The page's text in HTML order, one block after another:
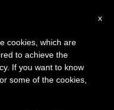
Real pone
de empleo
×
haremos la pausa
periodo de verano
y también el
x
cookies, which are
to achieve the
If you want to know
some of the cookies,